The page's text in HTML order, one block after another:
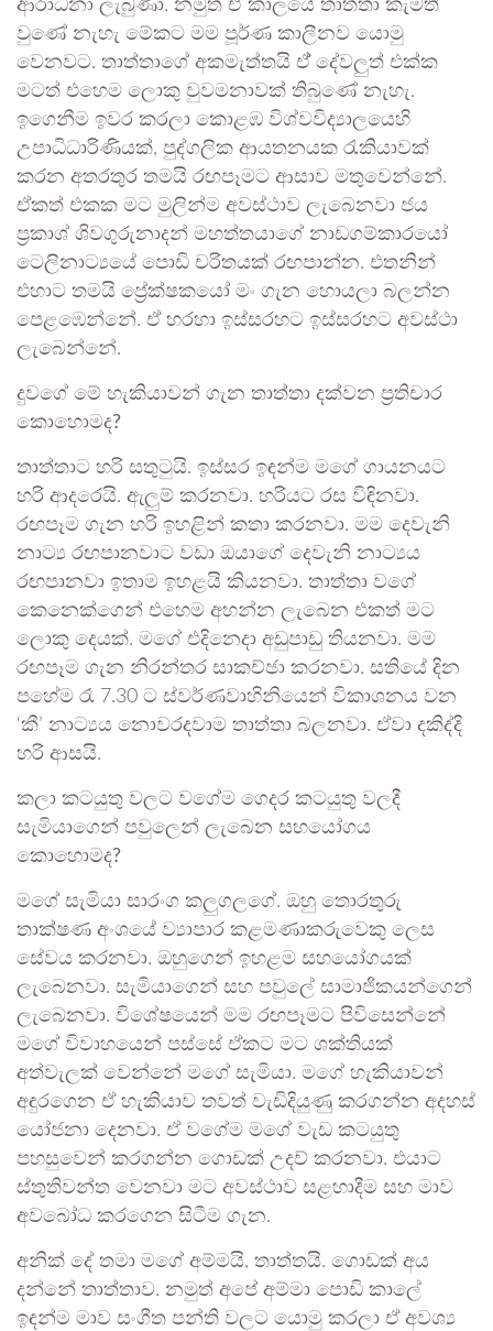
ආරාධනා ලැබුණා. නමුත් ඒ කාලයේ තාත්තා කැමති
වුණේ නැහැ මේකට මම පූර්ණ කාලීනව යොමු
වෙනවට. තාත්තාගේ අකමැත්තයි ඒ් දේවලුත් එක්ක
මටත් එහෙම ලොකු වුවමනාවක් තිබුණේ නැහැ.
ඉගෙනීම ඉවර කරලා කොළඹ විශ්වවිද්‍යාලයෙහි
උපාධිධාරිණියක්, පුද්ගලික ආයතනයක රැකියාවක්
කරන අතරතුර තමයි රඟපෑමට ආසාව මතුවෙන්නේ.
ඒකත් එකක මට මුලින්ම අවස්ථාව ලැබෙනවා ජය
ප්‍රකාශ් ශිවගුරුනාදන් මහත්තයාගේ නාඩගම්කාරයෝ
ටෙලිනාට්‍යයේ පොඩි චරිතයක් රඟපාන්න. එතනින්
එහාට තමයි ප්‍රේක්ෂකයෝ මං ගැන හොයලා බලන්න
පෙළඹෙන්නේ. ඒ හරහා ඉස්සරහට ඉස්සරහට අවස්ථා
ලැබෙන්නේ.
දුවගේ මේ හැකියාවන් ගැන තාත්තා දක්වන ප්‍රතිචාර
කොහොමද?
තාත්තාට හරි සතුටුයි. ඉස්සර ඉඳන්ම මගේ ගායනයට
හරි ආදරෙයි. ඇලුම් කරනවා. හරියට රස විඳිනවා.
රඟපෑම ගැන හරි ඉහළින් කතා කරනවා. මම දෙවැනි
නාට්‍ය රඟපානවාට වඩා ඔයාගේ දෙවැනි නාට්‍යය
රඟපානවා ඉතාම ඉහළයි කියනවා. තාත්තා වගේ
කෙනෙක්ගෙන් එහෙම අහන්න ලැබෙන එකත් මට
ලොකු දෙයක්. මගේ එදිනෙදා අඩුපාඩු තියනවා. මම
රඟපෑම ගැන නිරන්තර සාකච්ඡා කරනවා. සතියේ දින
පහේම රෑ 7.30 ට ස්වර්ණවාහිනියෙන් විකාශනය වන
‘කී’ නාට්‍යය නොවරදවාම තාත්තා බලනවා. ඒවා දකිද්දි
හරි ආසයි.
කලා කටයුතු වලට වගේම ගෙදර කටයුතු වලදී
සැමියාගෙන් පවුලෙන් ලැබෙන සහයෝගය
කොහොමද?
මගේ සැමියා සාරංග කලුගලගේ. ඔහු තොරතුරු
තාක්ෂණ අංශයේ ව්‍යාපාර කළමණාකරුවෙකු ලෙස
සේවය කරනවා. ඔහුගෙන් ඉහළම සහයෝගයක්
ලැබෙනවා. සැමියාගෙන් සහ පවුලේ සාමාජිකයන්ගෙන්
ලැබෙනවා. විශේෂයෙන් මම රඟපෑමට පිවිසෙන්නේ
මගේ විවාහයෙන් පස්සේ ඒකට මට ශක්තියක්
අත්වැලක් වෙන්නේ මගේ සැමියා. මගේ හැකියාවන්
අඳුරගෙන ඒ හැකියාව තවත් වැඩිදියුණු කරගන්න අදහස්
යෝජනා දෙනවා. ඒ වගේම මගේ වැඩ කටයුතු
පහසුවෙන් කරගන්න ගොඩක් උදව් කරනවා. එයාට
ස්තුතිවන්ත වෙනවා මට අවස්ථාව සළහාදීම සහ මාව
අවබෝධ කරගෙන සිටීම ගැන.
අනික් දේ තමා මගේ අම්මයි, තාත්තයි. ගොඩක් අය
දන්නේ තාත්තාව. නමුත් අපේ අම්මා පොඩි කාලේ
ඉඳන්ම මාව සංගීත පන්ති වලට යොමු කරලා ඒ අවශ්‍ය